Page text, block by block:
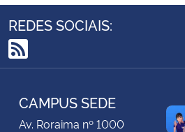
Ministério do Desenvolvimento Regional
Ministério da Mulher, da Família e dos
REDES SOCIAIS:
RSS
CAMPUS SEDE
Av. Roraima nº 1000